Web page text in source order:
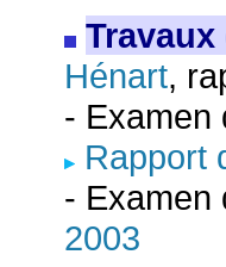
Hénart,
-
Rapport
- Examen
2003